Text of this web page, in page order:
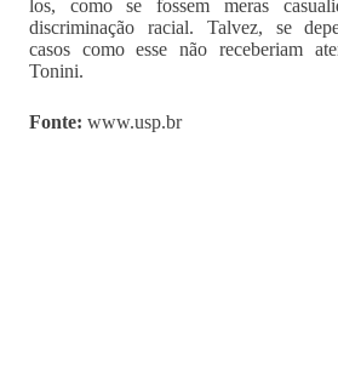
los, como se fossem meras
discriminação racial. Talvez, se
casos como esse não receberiam
Tonini.
Fonte: www.usp.br